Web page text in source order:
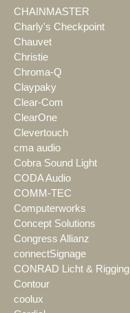
CHAINMASTER
Charly's Checkpoint
Chauvet
Christie
Chroma-Q
Claypaky
Clear-Com
ClearOne
Clevertouch
cma audio
Cobra Sound Light
CODA Audio
COMM-TEC
Computerworks
Concept Solutions
Congress Allianz
connectSignage
CONRAD Licht & Rigging
Contour
coolux